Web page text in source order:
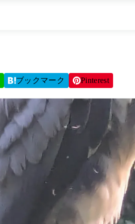
ブックマーク Pinterest